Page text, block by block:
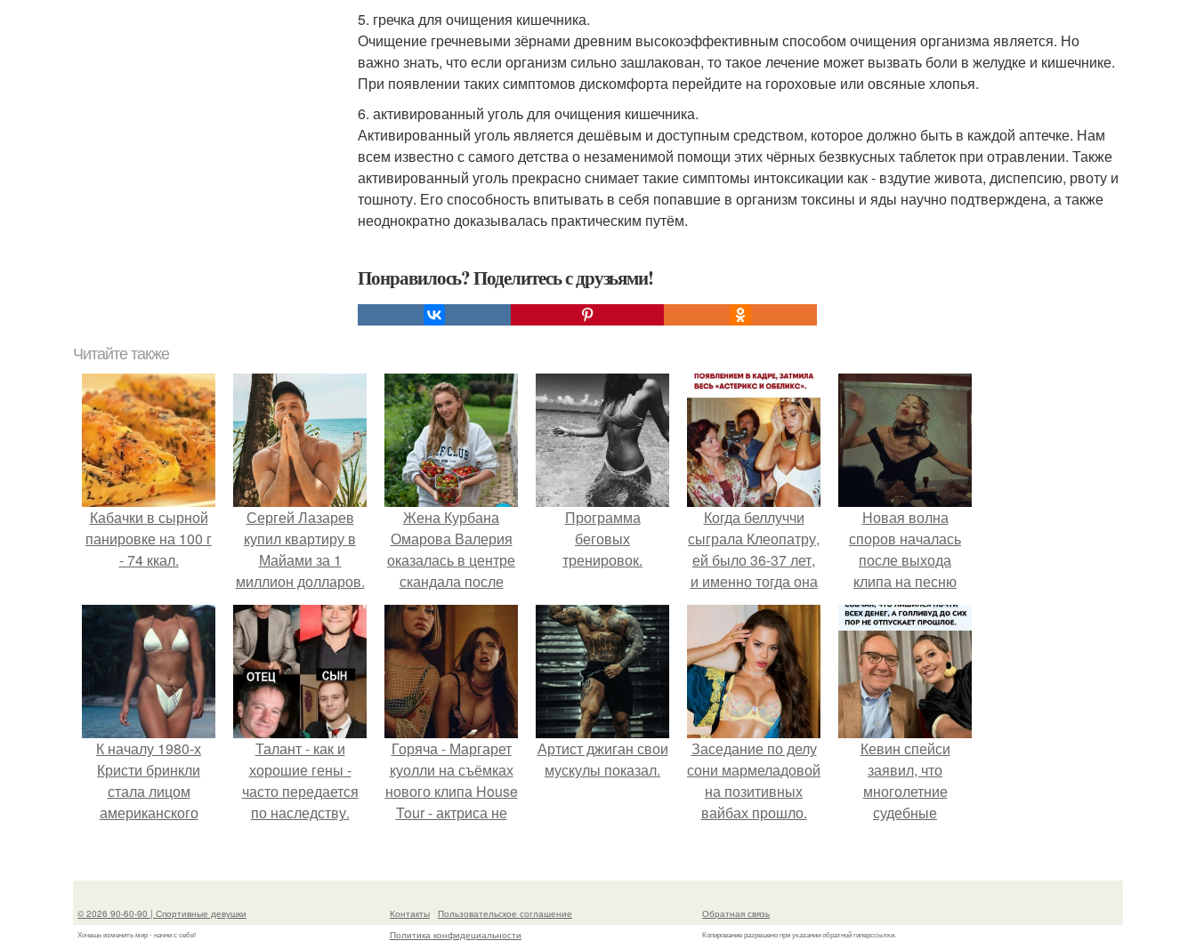
5. гречка для очищения кишечника.
Очищение гречневыми зёрнами древним высокоэффективным способом очищения организма является. Но
важно знать, что если организм сильно зашлакован, то такое лечение может вызвать боли в желудке и кишечнике.
При появлении таких симптомов дискомфорта перейдите на гороховые или овсяные хлопья.
6. активированный уголь для очищения кишечника.
Активированный уголь является дешёвым и доступным средством, которое должно быть в каждой аптечке. Нам
всем известно с самого детства о незаменимой помощи этих чёрных безвкусных таблеток при отравлении. Также
активированный уголь прекрасно снимает такие симптомы интоксикации как - вздутие живота, диспепсию, рвоту и
тошноту. Его способность впитывать в себя попавшие в организм токсины и яды научно подтверждена, а также
неоднократно доказывалась практическим путём.
Понравилось? Поделитесь с друзьями!
Читайте также
Кабачки в сырной
панировке на 100 г
- 74 ккал.
Сергей Лазарев
купил квартиру в
Майами за 1
миллион долларов.
Жена Курбана
Омарова Валерия
оказалась в центре
скандала после
визита блогера
Марины ильиной в
косметологическую
клинику.
Программа
беговых
тренировок.
Когда беллуччи
сыграла Клеопатру,
ей было 36-37 лет,
и именно тогда она
находилась на
вершине карьеры.
Новая волна
споров началась
после выхода
клипа на песню
Petal.
К началу 1980-х
Кристи бринкли
стала лицом
американского
воплощением
привлекательности.
Талант - как и
хорошие гены -
часто передается
по наследству.
Горяча - Маргарет
куолли на съёмках
нового клипа House
Tour - актриса не
выступила в роли
проекта.
Артист джиган свои
мускулы показал.
Заседание по делу
сони мармеладовой
на позитивных
вайбах прошло.
Кевин спейси
заявил, что
многолетние
судебные
уничтожили его
© 2026 90-60-90 | Спортивные девушки
Хочешь изменить мир - начни с себя!
Контакты
Пользовательское соглашение
Политика конфидециальности
Обратная связь
Копирование разрешено при указании обратной гиперссылки.